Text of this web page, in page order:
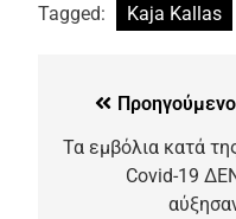
Tagged: Kaja Kallas
Τα εμβόλια κατά
Covid-19